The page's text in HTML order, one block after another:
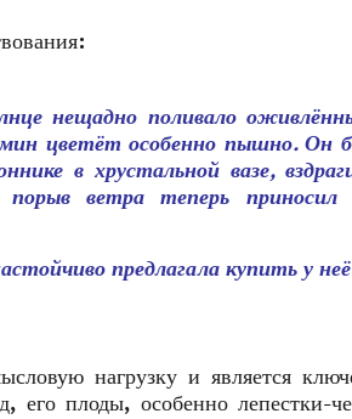
нещадно поливало
цветёт особенно пышно. Он
в хрустальной вазе,
ветра теперь приносил
предлагала купить у
нагрузку и является
плоды, особенно лепестки-